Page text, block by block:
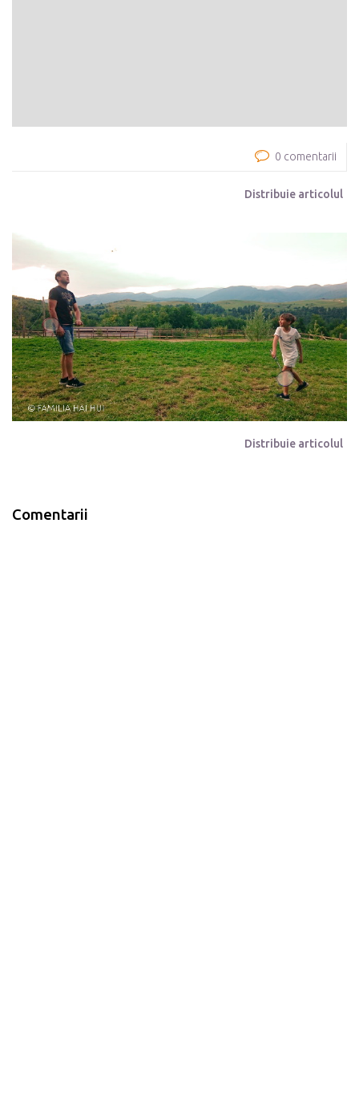
0 comentarii
Distribuie articolul
Distribuie articolul
Comentarii